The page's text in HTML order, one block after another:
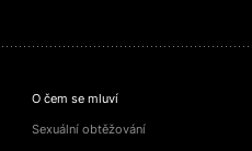
O čem se mluví
Sexuální obtěžování